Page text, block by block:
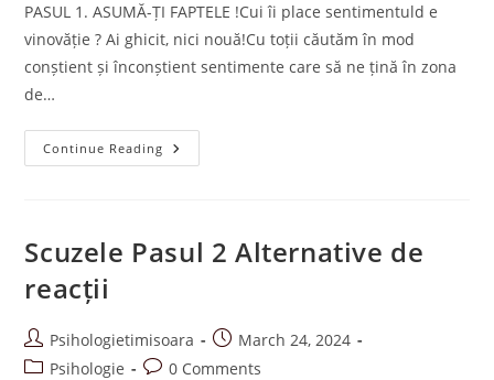
PASUL 1. ASUMĂ-ȚI FAPTELE !Cui îi place sentimentuld e
vinovăție ? Ai ghicit, nici nouă!Cu toții căutăm în mod
conștient și înconștient sentimente care să ne țină în zona
de…
Continue Reading Scuzele
Pasul
Scuzele Pasul 2 Alternative de
reacții
Post
author:
Psihologietimisoara
Post
published:
March 24, 2024
PostPsihologie
Post0 Comments